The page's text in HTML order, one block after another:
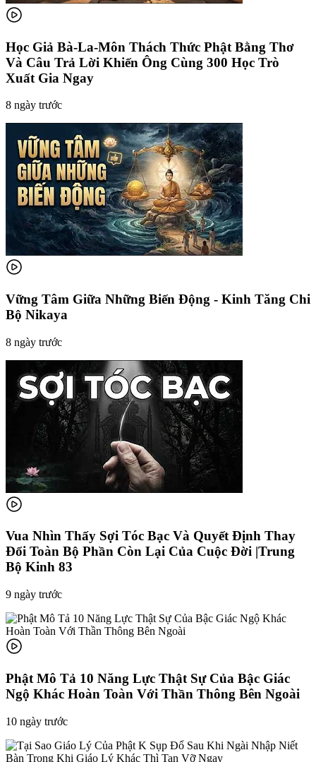
Học Giả Bà-La-Môn Thách Thức Phật Bằng Thơ
Và Câu Trả Lời Khiến Ông Cùng 300 Học Trò
Xuất Gia Ngay
8 ngày trước
Vững Tâm Giữa Những Biến Động - Kinh Tăng Chi
Bộ Nikaya
8 ngày trước
Vua Nhìn Thấy Sợi Tóc Bạc Và Quyết Định Thay
Đổi Toàn Bộ Phần Còn Lại Của Cuộc Đời |Trung
Bộ Kinh 83
9 ngày trước
Phật Mô Tả 10 Năng Lực Thật Sự Của Bậc Giác
Ngộ Khác Hoàn Toàn Với Thần Thông Bên Ngoài
10 ngày trước